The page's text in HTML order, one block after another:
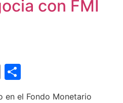
con FMI
Email
en el Fondo Monetario